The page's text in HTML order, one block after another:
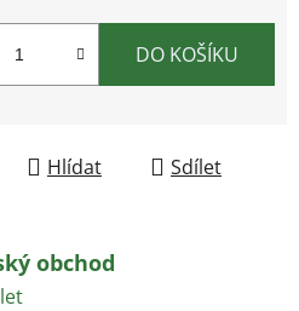
DO KOŠÍKU
Hlídat Sdílet
obchod